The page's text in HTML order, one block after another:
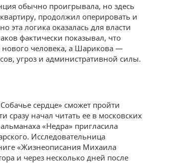
обычно проигрывала, но здесь
продолжил оперировать и
логика оказалась для власти
фактически показывал, что
нового человека, а Шарикова —
угроз и административной силы.
сердце» сможет пройти
сразу начал читать ее в московских
«Недра» пригласила
Исследовательница
«Жизнеописания Михаила
и через несколько дней после